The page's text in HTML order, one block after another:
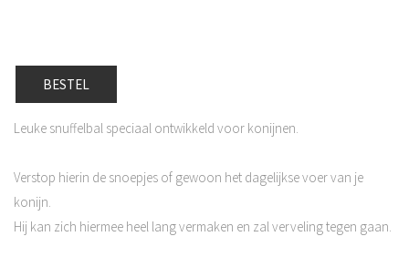
BESTEL
Leuke snuffelbal speciaal ontwikkeld voor konijnen.
Verstop hierin de snoepjes of gewoon het dagelijkse voer van je
konijn.
Hij kan zich hiermee heel lang vermaken en zal verveling tegen gaan.